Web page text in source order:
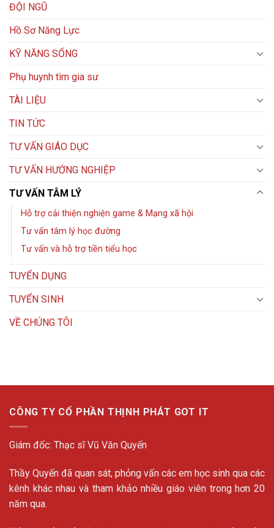
ĐỘI NGŨ
Hồ Sơ Năng Lực
KỸ NĂNG SỐNG
Phụ huynh tìm gia sư
TÀI LIỆU
TIN TỨC
TƯ VẤN GIÁO DỤC
TƯ VẤN HƯỚNG NGHIỆP
TƯ VẤN TÂM LÝ
Hỗ trợ cải thiện nghiện game & Mạng xã hội
Tư vấn tâm lý học đường
Tư vấn và hỗ trợ tiền tiểu học
TUYỂN DỤNG
TUYỂN SINH
VỀ CHÚNG TÔI
CÔNG TY CỔ PHẦN THỊNH PHÁT GOT IT
Giám đốc: Thạc sĩ Vũ Văn Quyến
Thầy Quyến đã quan sát, phỏng vấn các em học sinh qua các
kênh khác nhau và tham khảo nhiều giáo viên trong hơn 20
năm qua.